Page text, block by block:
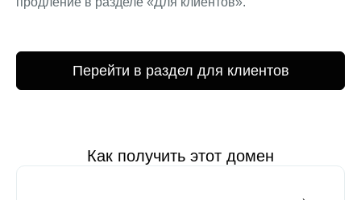
Перейти в раздел для клиентов
Как получить этот домен